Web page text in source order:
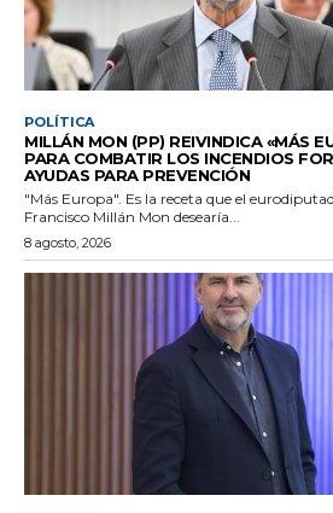
POLÍTICA
MILLÁN MON (PP) REIVINDICA «MÁS
PARA COMBATIR LOS INCENDIOS
AYUDAS PARA PREVENCIÓN
"Más Europa". Es la receta que el
Francisco Millán Mon desearía...
8 agosto, 2026